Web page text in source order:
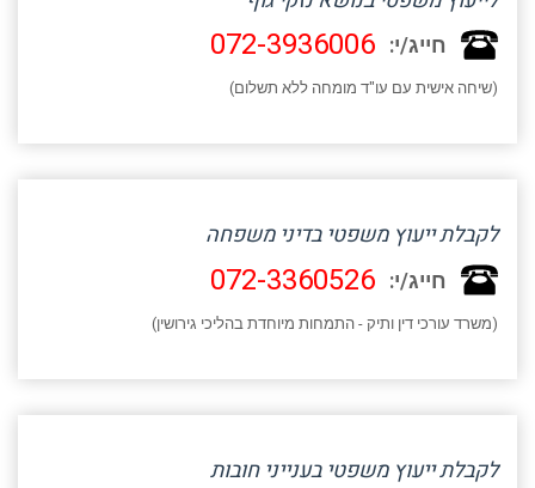
חייג/י: 072-3936006
(שיחה אישית עם עו"ד מומחה ללא תשלום)
לקבלת ייעוץ משפטי בדיני משפחה
חייג/י: 072-3360526
(משרד עורכי דין ותיק - התמחות מיוחדת בהליכי גירושין)
לקבלת ייעוץ משפטי בענייני חובות